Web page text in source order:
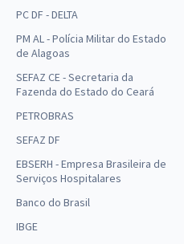
PC DF - DELTA
PM AL - Polícia Militar do Estado
de Alagoas
SEFAZ CE - Secretaria da
Fazenda do Estado do Ceará
PETROBRAS
SEFAZ DF
EBSERH - Empresa Brasileira de
Serviços Hospitalares
Banco do Brasil
IBGE